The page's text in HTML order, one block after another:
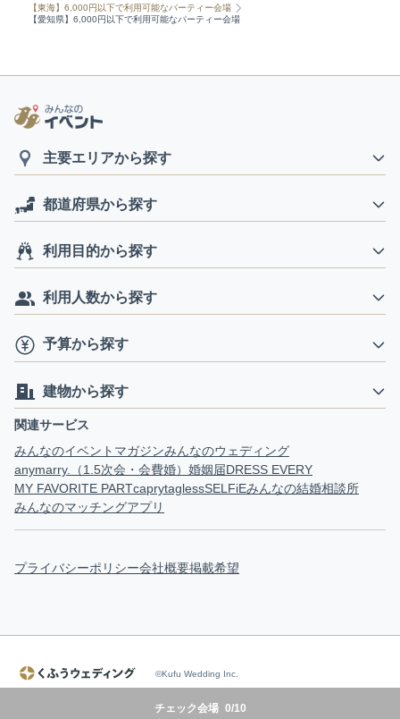
【東海】6,000円以下で利用可能なパーティー会場
【愛知県】6,000円以下で利用可能なパーティー会場
チェック会場 0/10
主要エリアから探す
都道府県から探す
利用目的から探す
利用人数から探す
予算から探す
建物から探す
関連サービス
みんなのイベントマガジンみんなのウェディング
anymarry.（1.5次会・会費婚） 婚姻届DRESS EVERY
MY FAVORITE PARTcaprytaglessSELFiEみんなの結婚相談所
みんなのマッチングアプリ
プライバシーポリシー会社概要掲載希望
©Kufu Wedding Inc.